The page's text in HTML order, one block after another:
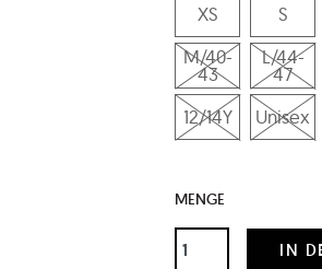
XS S
M/40-
43
L/44-
47
12/14Y Unisex
MENGE